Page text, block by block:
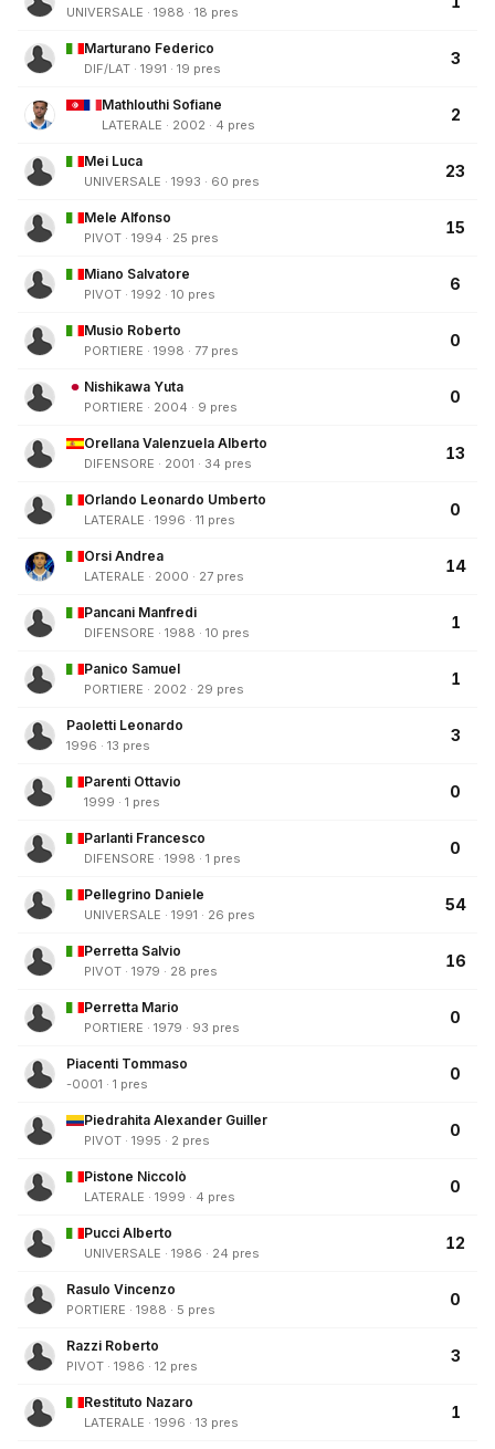
UNIVERSALE · 1988 · 18 pres
Marturano Federico
DIF/LAT · 1991 · 19 pres
3
Mathlouthi Sofiane
LATERALE · 2002 · 4 pres
2
Mei Luca
UNIVERSALE · 1993 · 60 pres
23
Mele Alfonso
PIVOT · 1994 · 25 pres
15
Miano Salvatore
PIVOT · 1992 · 10 pres
6
Musio Roberto
PORTIERE · 1998 · 77 pres
0
Nishikawa Yuta
PORTIERE · 2004 · 9 pres
0
Orellana Valenzuela Alberto
DIFENSORE · 2001 · 34 pres
13
Orlando Leonardo Umberto
LATERALE · 1996 · 11 pres
0
Orsi Andrea
LATERALE · 2000 · 27 pres
14
Pancani Manfredi
DIFENSORE · 1988 · 10 pres
1
Panico Samuel
PORTIERE · 2002 · 29 pres
1
Paoletti Leonardo
1996 · 13 pres
3
Parenti Ottavio
1999 · 1 pres
0
Parlanti Francesco
DIFENSORE · 1998 · 1 pres
0
Pellegrino Daniele
UNIVERSALE · 1991 · 26 pres
54
Perretta Salvio
PIVOT · 1979 · 28 pres
16
Perretta Mario
PORTIERE · 1979 · 93 pres
0
Piacenti Tommaso
-0001 · 1 pres
0
Piedrahita Alexander Guiller
PIVOT · 1995 · 2 pres
0
Pistone Niccolò
LATERALE · 1999 · 4 pres
0
Pucci Alberto
UNIVERSALE · 1986 · 24 pres
12
Rasulo Vincenzo
PORTIERE · 1988 · 5 pres
0
Razzi Roberto
PIVOT · 1986 · 12 pres
3
Restituto Nazaro
LATERALE · 1996 · 13 pres
1